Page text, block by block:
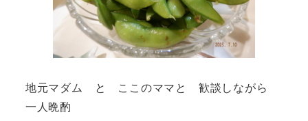
地元マダム と ここのママと 歓談しながら
一人晩酌